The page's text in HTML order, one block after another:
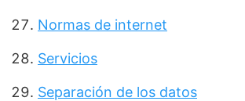
Normas de internet
Servicios
Separación de los datos